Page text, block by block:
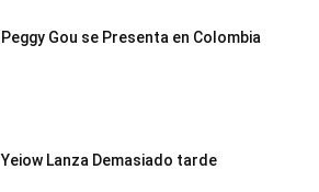
Peggy Gou se Presenta en Colombia
Yeiow Lanza Demasiado tarde